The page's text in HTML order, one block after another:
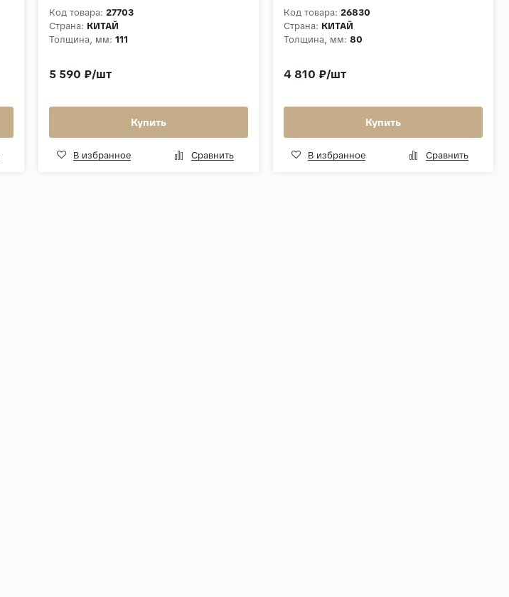
Код товара: 27703
Страна: КИТАЙ
Толщина, мм: 111
5 590 ₽/шт
Купить
В избранное Сравнить
Код товара: 26830
Страна: КИТАЙ
Толщина, мм: 80
4 810 ₽/шт
Купить
В избранное Сравнить